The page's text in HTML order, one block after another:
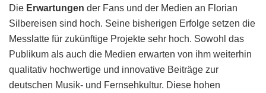
Die Erwartungen der Fans und der Medien an Florian
Silbereisen sind hoch. Seine bisherigen Erfolge setzen die
Messlatte für zukünftige Projekte sehr hoch. Sowohl das
Publikum als auch die Medien erwarten von ihm weiterhin
qualitativ hochwertige und innovative Beiträge zur
deutschen Musik- und Fernsehkultur. Diese hohen